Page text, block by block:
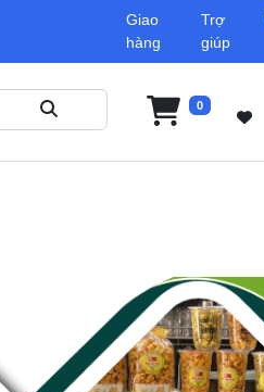
Giao
hàng
Trợ
giúp
0